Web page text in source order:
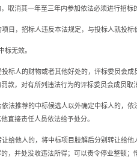
取消其一年至三年内参加依法必须进行招
目，招标人违反本法规定，与投标人就投
标无效。
标人的财物或者其他好处的，评标委员会
款，对有所列违法行为的评标委员会成员
法推荐的中标候选人以外确定中标人的，
直接责任人员依法给予处分。
给他人的，将中标项目肢解后分别转让给
，并处没收违法所得；可以责令停业整顿